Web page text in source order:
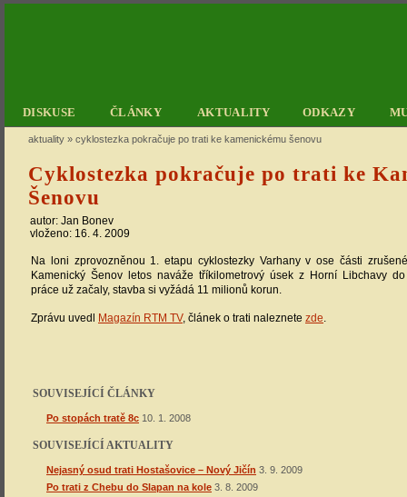
DISKUSE ČLÁNKY AKTUALITY ODKAZY
aktuality » cyklostezka pokračuje po trati ke kamenickému šenovu
Cyklostezka pokračuje po trati ke
Šenovu
autor: Jan Bonev
vloženo: 16. 4. 2009
Na loni zprovozněnou 1. etapu cyklostezky Varhany v ose části
Kamenický Šenov letos naváže tříkilometrový úsek z Horní Libchavy
práce už začaly, stavba si vyžádá 11 milionů korun.
Zprávu uvedl Magazín RTM TV, článek o trati naleznete zde.
SOUVISEJÍCÍ ČLÁNKY
Po stopách tratě 8c 10. 1. 2008
SOUVISEJÍCÍ AKTUALITY
Nejasný osud trati Hostašovice – Nový Jičín 3. 9. 2009
Po trati z Chebu do Slapan na kole 3. 8. 2009